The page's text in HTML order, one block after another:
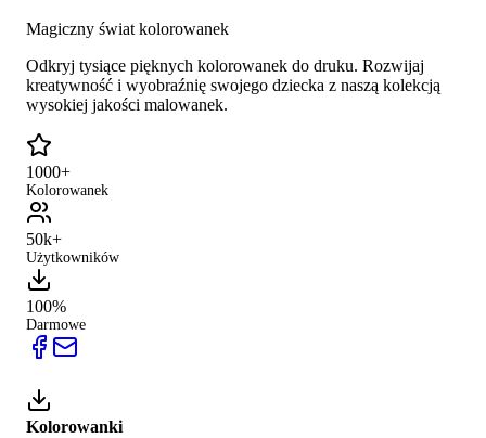
Magiczny świat kolorowanek
Odkryj tysiące pięknych kolorowanek do druku. Rozwijaj
kreatywność i wyobraźnię swojego dziecka z naszą kolekcją
wysokiej jakości malowanek.
1000+
Kolorowanek
50k+
Użytkowników
100%
Darmowe
Kolorowanki